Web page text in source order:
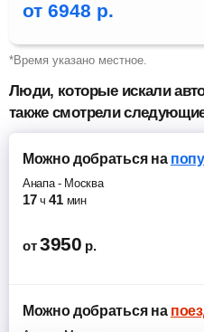
от 6948 р.
*Время указано местное.
Люди, которые искали
также смотрели
Можно добратьсяна
Анапа- Москва
17 ч 41 мин
от 3950 р.
Можно добратьсяна